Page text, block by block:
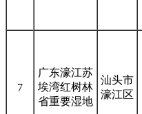
7
广东濠江苏
埃湾红树林
省重要湿地
汕头市
濠江区